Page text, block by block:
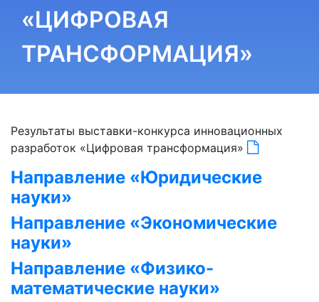
«ЦИФРОВАЯ
ТРАНСФОРМАЦИЯ»
Результаты выставки-конкурса инновационных
разработок «Цифровая трансформация»
Направление «Юридические
науки»
Направление «Экономические
науки»
Направление «Физико-
математические науки»